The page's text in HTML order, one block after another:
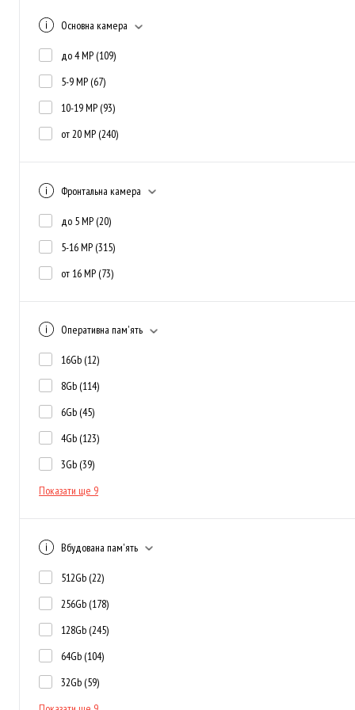
Основна камера
до 4 MP (109)
5-9 MP (67)
10-19 MP (93)
от 20 MP (240)
Фронтальна камера
до 5 MP (20)
5-16 MP (315)
от 16 MP (73)
Оперативна пам'ять
16Gb (12)
8Gb (114)
6Gb (45)
4Gb (123)
3Gb (39)
Показати ще 9
Вбудована пам'ять
512Gb (22)
256Gb (178)
128Gb (245)
64Gb (104)
32Gb (59)